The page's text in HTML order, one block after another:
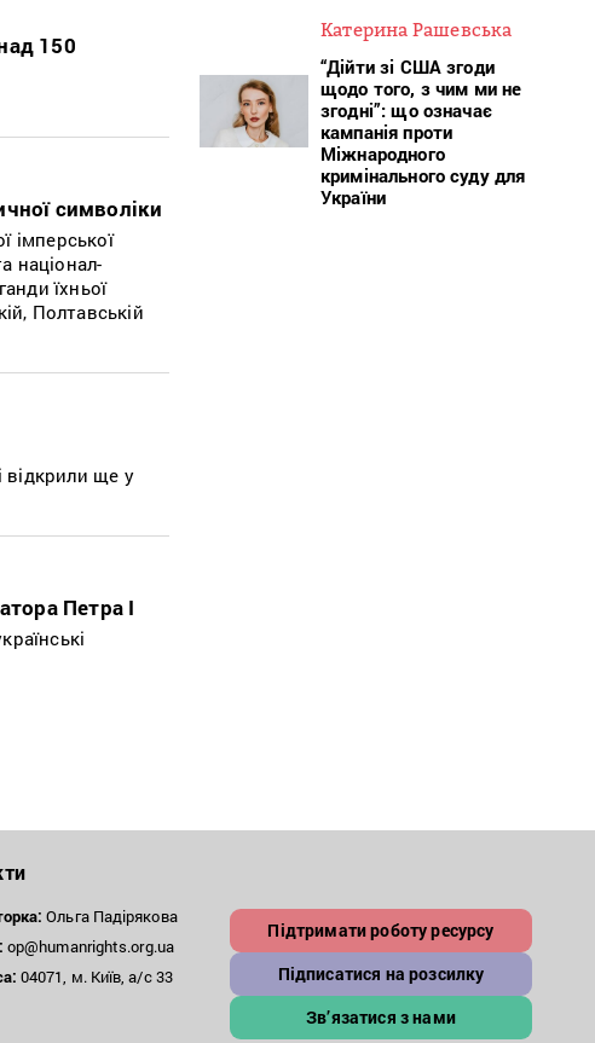
150
символіки
імперської
націонал-
їхньої
Полтавській
відкрили ще у
Петра I
Катерина Рашевська
“Дійти зі США згоди
щодо того, з чим ми не
згодні”: що означає
кампанія проти
Міжнародного
кримінального суду для
України
Ольга Падірякова
op@humanrights.org.ua
04071, м. Київ, а/с 33
Підтримати роботу ресурсу
Підписатися на розсилку
Зв’язатися з нами